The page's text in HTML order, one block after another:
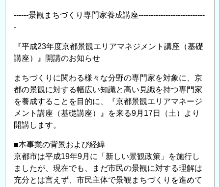
------景観まちづくり専門家養成講座---------------------------
-
『平成23年度京都景観エリアマネジメント講座（基礎
講座）』開講のお知らせ
まちづくりに関わる様々な分野の専門家を対象に、京
都の景観に対する幅広い知識と高い見識を持つ専門家
を養成することを目的に、『京都景観エリアマネージ
メント講座（基礎講座）』を来る9月17日（土）より
開講します。
■本事業の背景および経緯
京都市は平成19年9月に「新しい景観政策」を施行し
ましたが、現在でも、まだ市民の景観に対する理解は
充分とは言えず、市民主体で景観まちづくりを進めて